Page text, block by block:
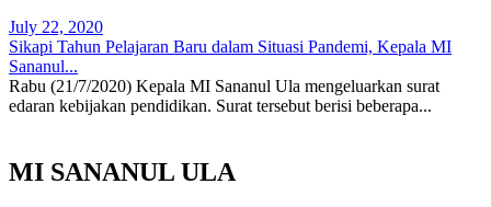
July 22, 2020
Sikapi Tahun Pelajaran Baru dalam Situasi Pandemi, Kepala MI
Sananul...
Rabu (21/7/2020) Kepala MI Sananul Ula mengeluarkan surat
edaran kebijakan pendidikan. Surat tersebut berisi beberapa...
MI SANANUL ULA